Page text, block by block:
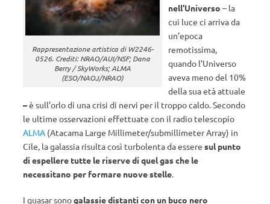
Rappresentazione artistica di W2246-
0526. Crediti: NRAO/AUI/NSF; Dana
Berry / SkyWorks; ALMA
(ESO/NAOJ/NRAO)
nell’Universo – la
cui luce ci arriva da
un’epoca
remotissima,
quando l’Universo
aveva meno del 10%
della sua età attuale
–è sull’orlo di una crisi di nervi per il troppo caldo. Secondo
le ultime osservazioni effettuate con il radio telescopio
ALMA (Atacama Large Millimeter/submillimeter Array) in
Cile, la galassia risulta così turbolenta da essere sul punto
di espellere tutte le riserve di quel gas che le
necessitano per formare nuove stelle.
I quasar sonogalassie distanti con un buco nero